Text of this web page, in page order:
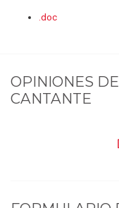
.doc
OPINIONES DE
CANTANTE